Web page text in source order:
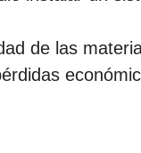
de las